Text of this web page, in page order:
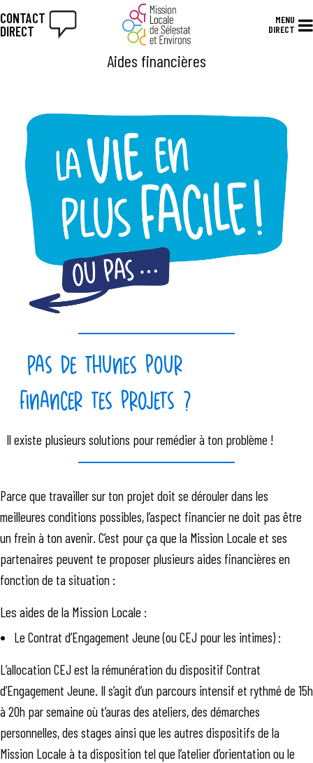
CONTACT
DIRECT
MENU
DIRECT
Aides financières
Pas de thunes pour
financer tes projets ?
Il existe plusieurs solutions pour remédier à ton problème !
Parce que travailler sur ton projet doit se dérouler dans les
meilleures conditions possibles, l’aspect financier ne doit pas être
un frein à ton avenir. C’est pour ça que la Mission Locale et ses
partenaires peuvent te proposer plusieurs aides financières en
fonction de ta situation :
Les aides de la Mission Locale :
Le Contrat d’Engagement Jeune (ou CEJ pour les intimes) :
L’allocation CEJ est la rémunération du dispositif Contrat
d’Engagement Jeune. Il s’agit d’un parcours intensif et rythmé de 15h
à 20h par semaine où t’auras des ateliers, des démarches
personnelles, des stages ainsi que les autres dispositifs de la
Mission Locale à ta disposition tel que l’atelier d’orientation ou le